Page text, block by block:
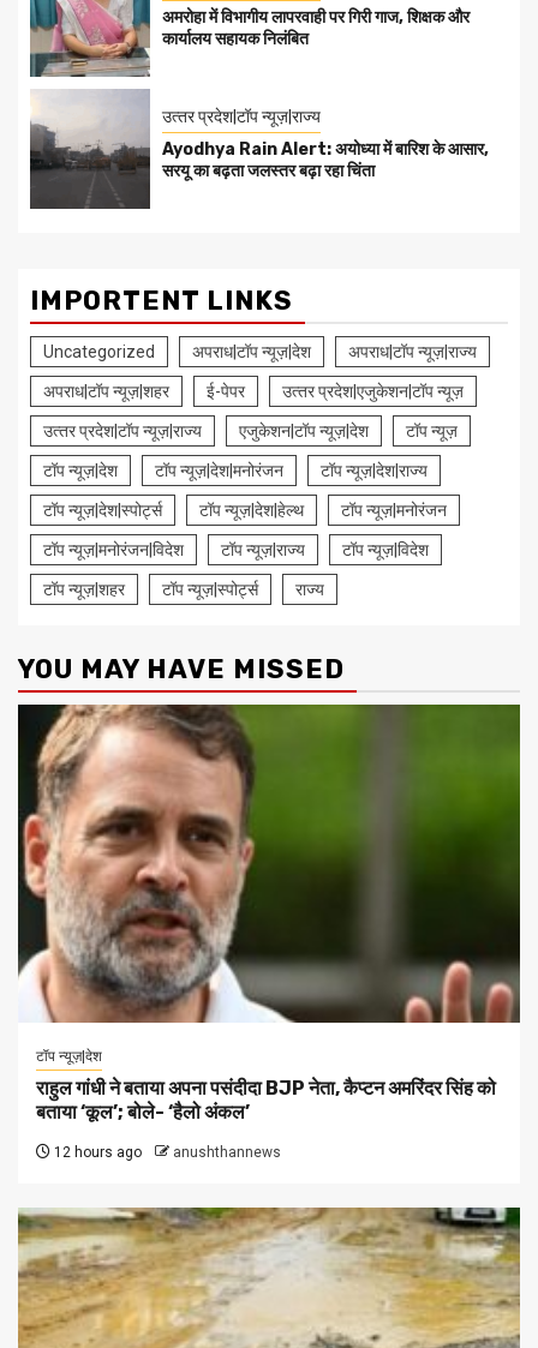
अमरोहा में विभागीय लापरवाही पर गिरी गाज, शिक्षक और
कार्यालय सहायक निलंबित
उत्‍तर प्रदेश|टॉप न्यूज़|राज्य
Ayodhya Rain Alert: अयोध्या में बारिश के आसार,
सरयू का बढ़ता जलस्तर बढ़ा रहा चिंता
IMPORTENT LINKS
Uncategorized अपराध|टॉप न्यूज़|देश अपराध|टॉप न्यूज़|राज्य
अपराध|टॉप न्यूज़|शहर ई-पेपर उत्‍तर प्रदेश|एजुकेशन|टॉप न्यूज़
उत्‍तर प्रदेश|टॉप न्यूज़|राज्य एजुकेशन|टॉप न्यूज़|देश टॉप न्यूज़
टॉप न्यूज़|देश टॉप न्यूज़|देश|मनोरंजन टॉप न्यूज़|देश|राज्य
टॉप न्यूज़|देश|स्पोर्ट्स टॉप न्यूज़|देश|हेल्थ टॉप न्यूज़|मनोरंजन
टॉप न्यूज़|मनोरंजन|विदेश टॉप न्यूज़|राज्य टॉप न्यूज़|विदेश
टॉप न्यूज़|शहर टॉप न्यूज़|स्पोर्ट्स राज्य
YOU MAY HAVE MISSED
टॉप न्यूज़|देश
राहुल गांधी ने बताया अपना पसंदीदा BJP नेता, कैप्टन अमरिंदर सिंह को
बताया ‘कूल’; बोले- ‘हैलो अंकल’
12 hours ago anushthannews